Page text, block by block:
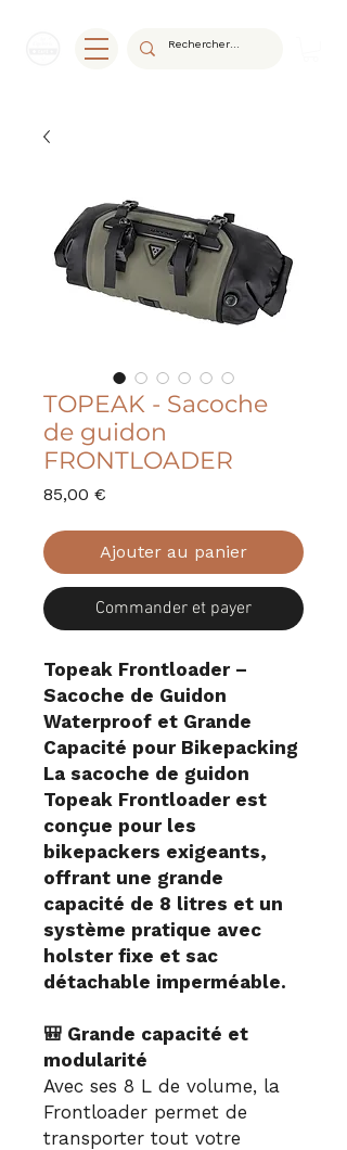
TOPEAK - Sacoche
de guidon
FRONTLOADER
85,00 €
Ajouter au panier
Commander et payer
Topeak Frontloader –
Sacoche de Guidon
Waterproof et Grande
Capacité pour Bikepacking
La sacoche de guidon
Topeak Frontloader est
conçue pour les
bikepackers exigeants,
offrant une grande
capacité de 8 litres et un
système pratique avec
holster fixe et sac
détachable imperméable.
🎒 Grande capacité et
modularité
Avec ses 8 L de volume, la
Frontloader permet de
transporter tout votre